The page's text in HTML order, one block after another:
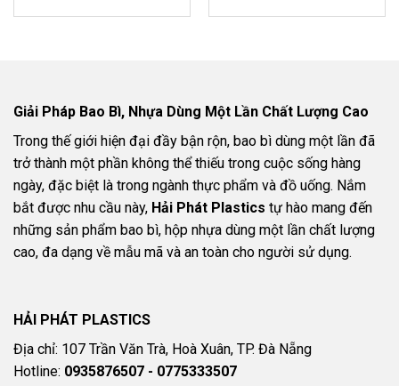
Giải Pháp Bao Bì, Nhựa Dùng Một Lần Chất Lượng Cao
Trong thế giới hiện đại đầy bận rộn, bao bì dùng một lần đã
trở thành một phần không thể thiếu trong cuộc sống hàng
ngày, đặc biệt là trong ngành thực phẩm và đồ uống. Nắm
bắt được nhu cầu này, Hải Phát Plastics tự hào mang đến
những sản phẩm bao bì, hộp nhựa dùng một lần chất lượng
cao, đa dạng về mẫu mã và an toàn cho người sử dụng.
HẢI PHÁT PLASTICS
Địa chỉ: 107 Trần Văn Trà, Hoà Xuân, TP. Đà Nẵng
Hotline: 0935876507 - 0775333507